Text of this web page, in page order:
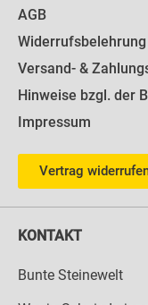
AGB
Widerrufsbelehrung
Versand- &
Hinweise bzgl. der
Impressum
Vertrag
KONTAKT
Bunte Steinewelt